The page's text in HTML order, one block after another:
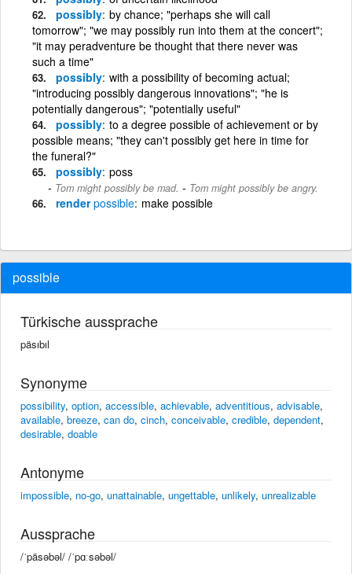
possibly by chance; "perhaps she will call
tomorrow"; "we may possibly run into them at the concert";
"it may peradventure be thought that there never was
such a time"
possibly with a possibility of becoming actual;
"introducing possibly dangerous innovations"; "he is
potentially dangerous"; "potentially useful"
possibly to a degree possible of achievement or by
possible means; "they can't possibly get here in time for
the funeral?"
possibly poss
Tom might possibly be mad. - Tom might possibly be angry.
renderpossible make possible
possible
Türkische aussprache
päsıbıl
Synonyme
possibility, option, accessible, achievable, adventitious, advisable,
available, breeze, can do, cinch, conceivable, credible, dependent,
desirable, doable
Antonyme
impossible, no-go, unattainable, ungettable, unlikely, unrealizable
Aussprache
/ˈpäsəbəl/ /ˈpɑːsəbəl/